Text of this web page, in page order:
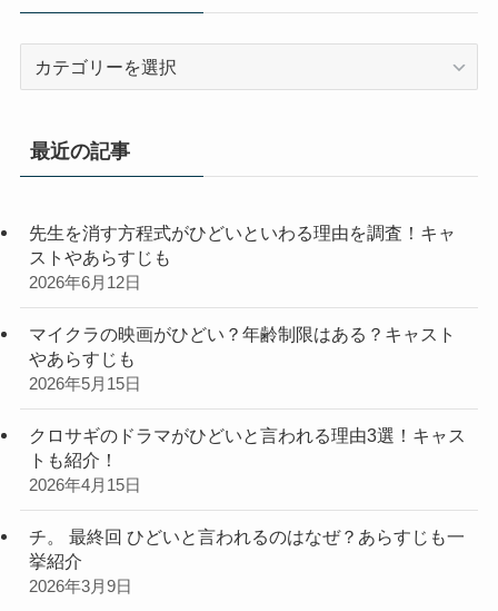
リ
最近の記事
先生を消す方程式がひどいといわる理由を調査！キャ
ストやあらすじも
2026年6月12日
マイクラの映画がひどい？年齢制限はある？キャスト
やあらすじも
2026年5月15日
クロサギのドラマがひどいと言われる理由3選！キャス
トも紹介！
2026年4月15日
チ。 最終回 ひどいと言われるのはなぜ？あらすじも一
挙紹介
2026年3月9日